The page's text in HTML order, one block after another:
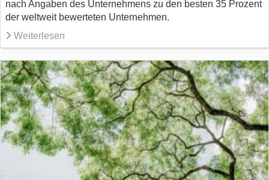
nach Angaben des Unternehmens zu den besten 35 Prozent
der weltweit bewerteten Unternehmen.
Weiterlesen